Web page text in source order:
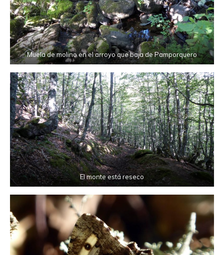
Muela de molino en el arroyo que baja de Pamporquero
El monte está reseco